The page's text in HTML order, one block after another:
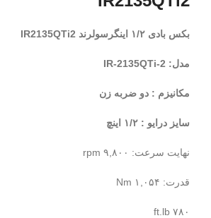
بکس بادی ۱/۲ اینگرسولرند IR2135QTi2
مدل: IR-2135QTi-2
مکانیزم : دو ضربه زن
سایز درایو : ۱/۲ اینچ
نهایت سرعت: ۹,۸۰۰ rpm
قدرت: ۱,۰۵۴ Nm
۷۸۰ ft.lb